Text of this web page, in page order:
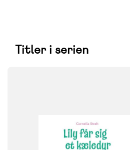
Titler i serien